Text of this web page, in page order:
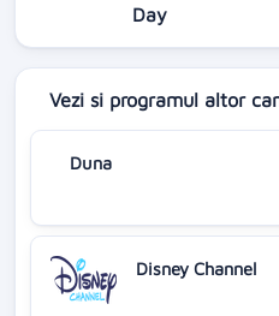
Day
Vezi si programul altor
Duna
Disney Channel